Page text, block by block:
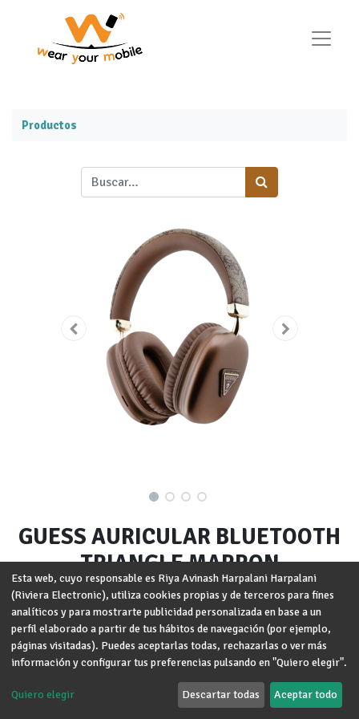
Productos
GUESS AURICULAR BLUETOOTH
TRIANGLE MARRON
Marca :GUESS
Términos y condiciones
Garantía de devolución de 30 días
Envío: 2-3 días laborales
Esta web, cuyo responsable es Riya Avinash Harpalani Harpalani
(Riviera Electronic), utiliza cookies propias y de terceros para fines
analíticos y para mostrarte publicidad personalizada en base a un
perfil elaborado a partir de tus hábitos de navegación (por ejemplo,
páginas visitadas). Puedes aceptarlas todas, rechazarlas o ver más
información y configurar tus preferencias pulsando en "Quiero elegir".
Quiero elegir Descartar todas Aceptar todo